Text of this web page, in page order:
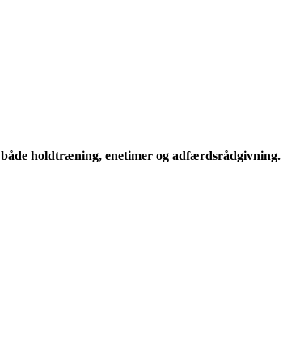
holdtræning, enetimer og adfærdsrådgivning.